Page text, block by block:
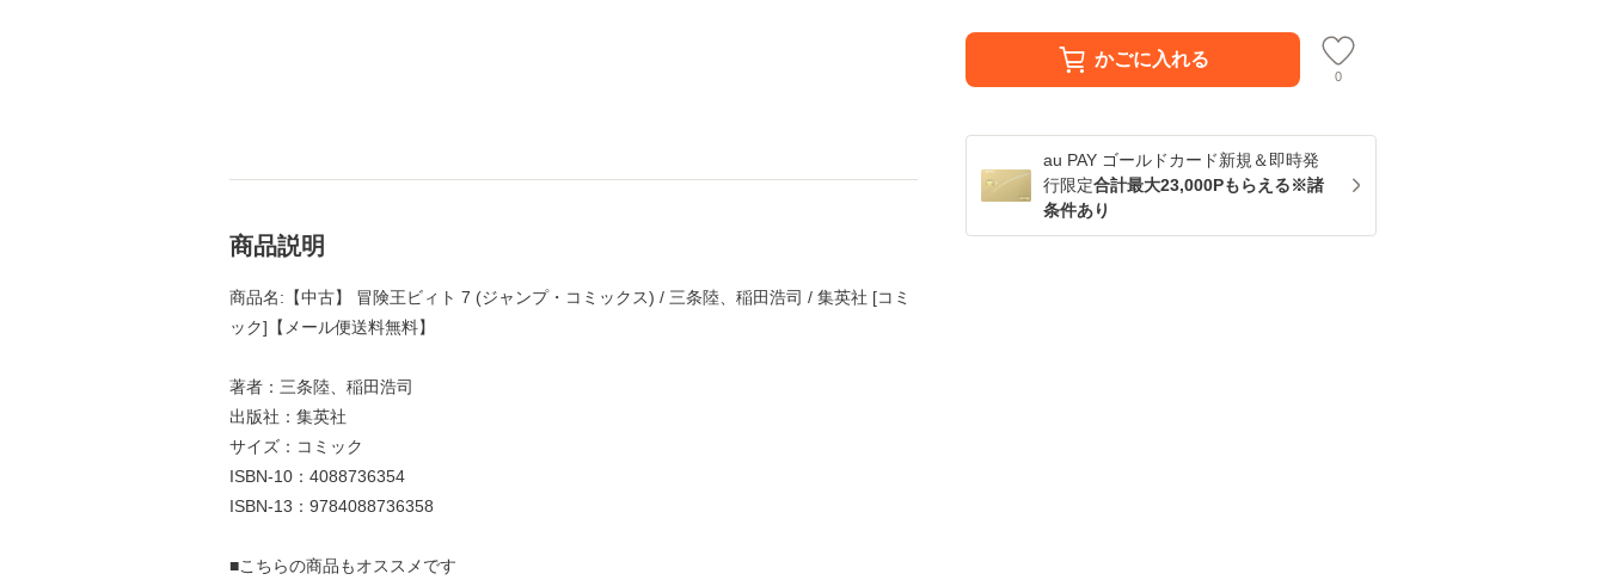
かごに入れる
0
au PAY ゴールドカード新規＆即時発
行限定合計最大23,000Pもらえる※諸
条件あり
商品説明
商品名:【中古】 冒険王ビィト 7 (ジャンプ・コミックス) / 三条陸、稲田浩司 / 集英社 [コミ
ック]【メール便送料無料】
著者：三条陸、稲田浩司
出版社：集英社
サイズ：コミック
ISBN-10：4088736354
ISBN-13：9784088736358
■こちらの商品もオススメです